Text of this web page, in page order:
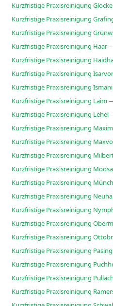
Kurzfristige Praxisreinigung
Kurzfristige Praxisreinigung
Kurzfristige Praxisreinigung
Kurzfristige Praxisreinigung Haar
Kurzfristige Praxisreinigung
Kurzfristige Praxisreinigung
Kurzfristige Praxisreinigung
Kurzfristige Praxisreinigung Laim
Kurzfristige Praxisreinigung
Kurzfristige Praxisreinigung
Kurzfristige Praxisreinigung
Kurzfristige Praxisreinigung
Kurzfristige Praxisreinigung
Kurzfristige Praxisreinigung
Kurzfristige Praxisreinigung
Kurzfristige Praxisreinigung
Kurzfristige Praxisreinigung
Kurzfristige Praxisreinigung
Kurzfristige Praxisreinigung
Kurzfristige Praxisreinigung
Kurzfristige Praxisreinigung
Kurzfristige Praxisreinigung